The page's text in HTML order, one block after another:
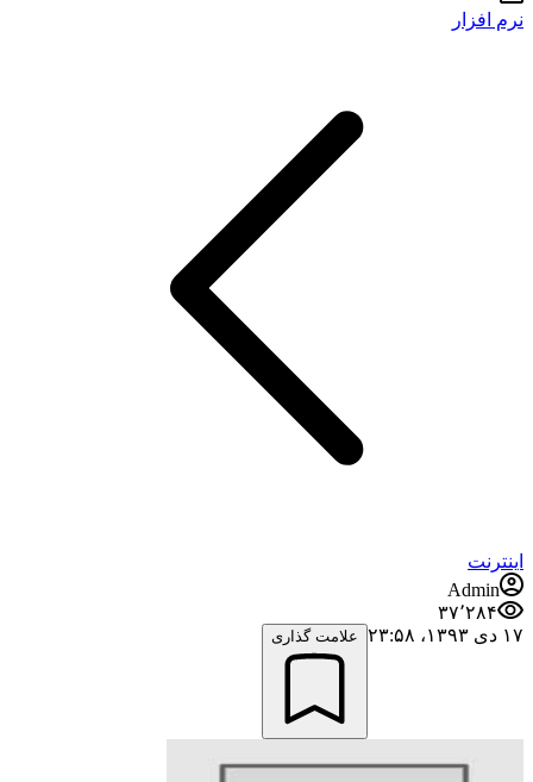
نرم افزار
اینترنت
Admin
۳۷٬۲۸۴
۱۷ دی ۱۳۹۳،‏ ۲۳:۵۸
علامت گذاری